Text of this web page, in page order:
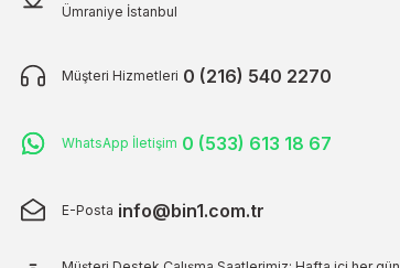
Ümraniye İstanbul
Müşteri Hizmetleri 0 (216) 540 2270
WhatsApp İletişim 0 (533) 613 18 67
E-Posta info@bin1.com.tr